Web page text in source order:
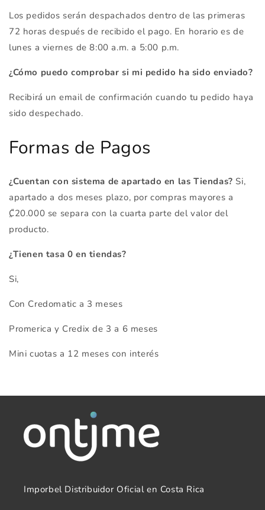
Los pedidos serán despachados dentro de las primeras
72 horas después de recibido el pago. En horario es de
lunes a viernes de 8:00 a.m. a 5:00 p.m.
¿Cómo puedo comprobar si mi pedido ha sido enviado?
Recibirá un email de confirmación cuando tu pedido haya
sido despechado.
Formas de Pagos
¿Cuentan con sistema de apartado en las Tiendas?Si,
apartado a dos meses plazo, por compras mayores a
₡20.000 se separa con la cuarta parte del valor del
producto.
¿Tienen tasa 0 en tiendas?
Si,
Con Credomatic a 3 meses
Promerica y Credix de 3 a 6 meses
Mini cuotas a 12 meses con interés
Imporbel Distribuidor Oficial en Costa Rica